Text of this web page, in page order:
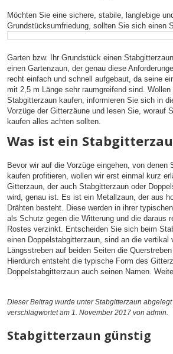
Möchten Sie eine sichere, stabile, langlebige
Grundstücksumfriedung, sollten Sie sich einen
Garten bzw. Ihr Grundstück einen
einen Gartenzaun, der genau diese
recht einfach und schnell aufgebaut, da seine
mit 2,5 m Länge sehr raumgreifend sind.
Stabgitterzaun kaufen, informieren Sie sich in
Vorzüge der Gitterzäune und lesen Sie, worauf
kaufen alles achten sollten.
Was ist ein
Bevor wir auf die Vorzüge eingehen, von denen
kaufen profitieren, wollen wir erst einmal kurz
Gitterzaun, der auch Stabgitterzaun oder
wird, genau ist. Es ist ein Metallzaun, der aus
Drähten besteht. Diese werden in ihrer
als Schutz gegen die Witterung und die daraus
Rostes verzinkt. Entscheiden Sie sich beim
einen Doppelstabgitterzaun, sind an die vertikal
Längsstreben auf beiden Seiten die
Hierdurch entsteht die typische Form des
Doppelstabgitterzaun auch seinen Namen.
Dieser Beitrag wurde unterStabgitterzaun
verschlagwortet am 1. November 2017 von admin.
Stabgitterzaun günstig